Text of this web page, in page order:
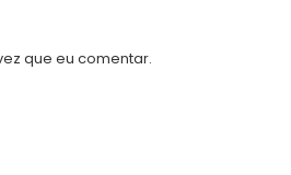
que eu comentar.